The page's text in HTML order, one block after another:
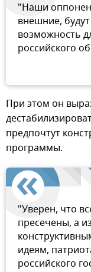
"Наши
внешние,
возможность
российского
При этом он
предпочтут
программы.
"Уверен, что
пресечены, а
идеям,
российского